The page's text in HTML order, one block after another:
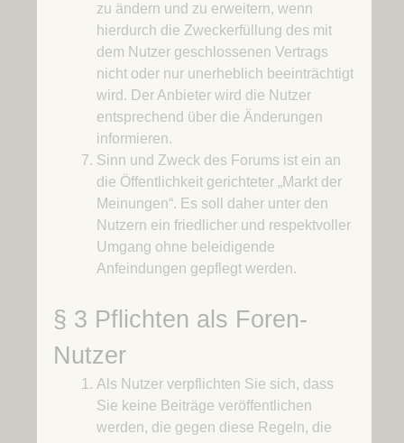
zu ändern und zu erweitern, wenn
hierdurch die Zweckerfüllung des mit
dem Nutzer geschlossenen Vertrags
nicht oder nur unerheblich beeinträchtigt
wird. Der Anbieter wird die Nutzer
entsprechend über die Änderungen
informieren.
Sinn und Zweck des Forums ist ein an
die Öffentlichkeit gerichteter „Markt der
Meinungen“. Es soll daher unter den
Nutzern ein friedlicher und respektvoller
Umgang ohne beleidigende
Anfeindungen gepflegt werden.
§ 3 Pflichten als Foren-
Nutzer
Als Nutzer verpflichten Sie sich, dass
Sie keine Beiträge veröffentlichen
werden, die gegen diese Regeln, die